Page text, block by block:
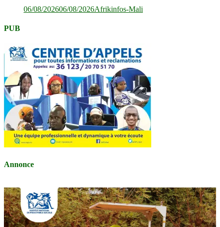
06/08/202606/08/2026Afrikinfos-Mali
PUB
Annonce